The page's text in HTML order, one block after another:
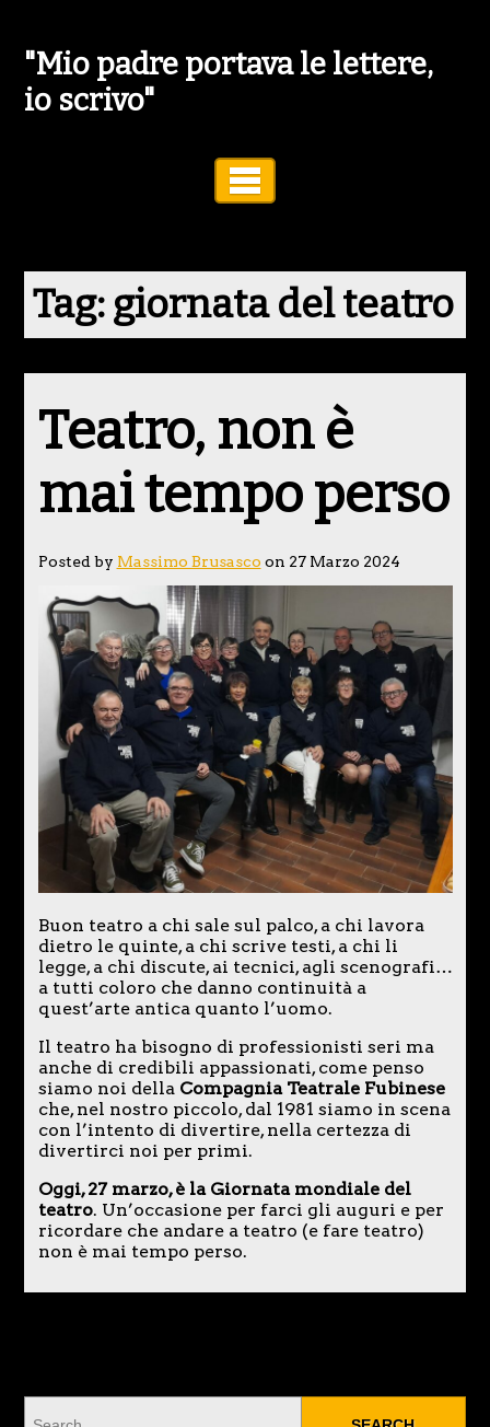
"Mio padre portava le lettere,
io scrivo"
Tag:giornata del teatro
Teatro, non è
mai tempo perso
Posted by Massimo Brusasco on 27 Marzo 2024
Buon teatro a chi sale sul palco, a chi lavora
dietro le quinte, a chi scrive testi, a chi li
legge, a chi discute, ai tecnici, agli scenografi…
a tutti coloro che danno continuità a
quest’arte antica quanto l’uomo.
Il teatro ha bisogno di professionisti seri ma
anche di credibili appassionati, come penso
siamo noi della Compagnia Teatrale Fubinese
che, nel nostro piccolo, dal 1981 siamo in scena
con l’intento di divertire, nella certezza di
divertirci noi per primi.
Oggi, 27 marzo, è la Giornata mondiale del
teatro. Un’occasione per farci gli auguri e per
ricordare che andare a teatro (e fare teatro)
non è mai tempo perso.